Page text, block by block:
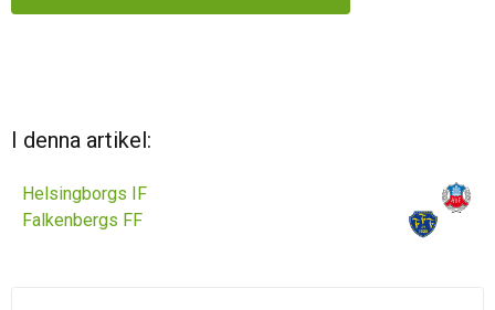
I denna artikel:
Helsingborgs IF
Falkenbergs FF